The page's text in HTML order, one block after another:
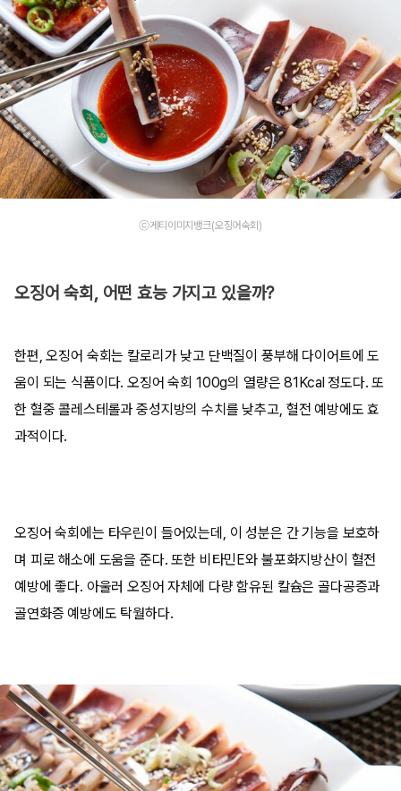
ⓒ게티이미지뱅크(오징어숙회)
오징어 숙회, 어떤 효능 가지고 있을까?
한편, 오징어 숙회는 칼로리가 낮고 단백질이 풍부해 다이어트에 도
움이 되는 식품이다. 오징어 숙회 100g의 열량은 81Kcal 정도다. 또
한 혈중 콜레스테롤과 중성지방의 수치를 낮추고, 혈전 예방에도 효
과적이다.
오징어 숙회에는 타우린이 들어있는데, 이 성분은 간 기능을 보호하
며 피로 해소에 도움을 준다. 또한 비타민E와 불포화지방산이 혈전
예방에 좋다. 아울러 오징어 자체에 다량 함유된 칼슘은 골다공증과
골연화증 예방에도 탁월하다.